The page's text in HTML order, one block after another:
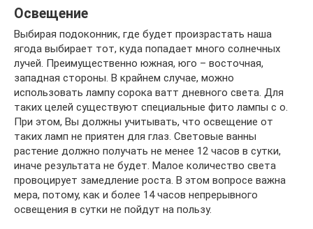
Освещение
Выбирая подоконник, где будет произрастать наша
ягода выбирает тот, куда попадает много солнечных
лучей. Преимущественно южная, юго – восточная,
западная стороны. В крайнем случае, можно
использовать лампу сорока ватт дневного света. Для
таких целей существуют специальные фито лампы с о.
При этом, Вы должны учитывать, что освещение от
таких ламп не приятен для глаз. Световые ванны
растение должно получать не менее 12 часов в сутки,
иначе результата не будет. Малое количество света
провоцирует замедление роста. В этом вопросе важна
мера, потому, как и более 14 часов непрерывного
освещения в сутки не пойдут на пользу.